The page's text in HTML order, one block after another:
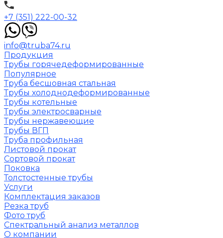
+7 (351) 222-00-32
info@truba74.ru
Продукция
Трубы горячедеформированные
Популярное
Труба бесшовная стальная
Трубы холоднодеформированные
Трубы котельные
Трубы электросварные
Трубы нержавеющие
Трубы ВГП
Труба профильная
Листовой прокат
Сортовой прокат
Поковка
Толстостенные трубы
Услуги
Комплектация заказов
Резка труб
Фото труб
Спектральный анализ металлов
О компании